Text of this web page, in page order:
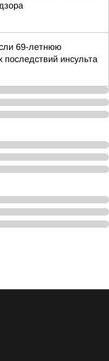
69-летнюю
последствий инсульта